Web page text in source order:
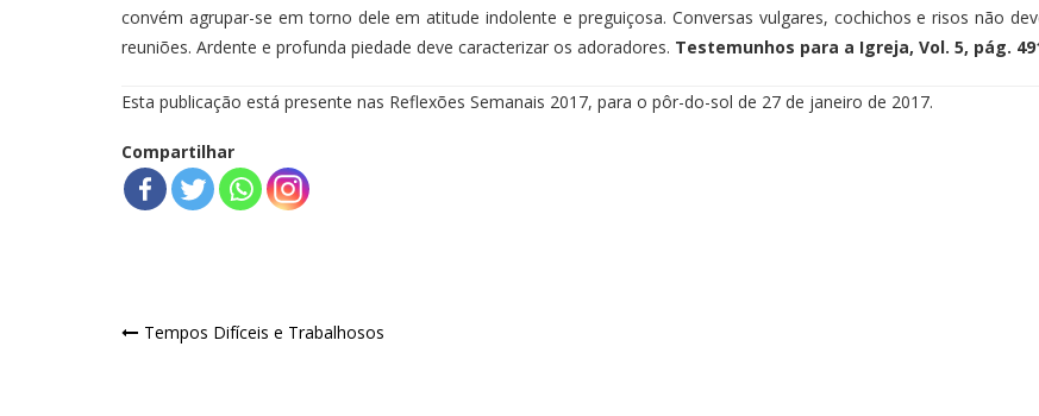
convém agrupar-se em torno dele em atitude indolente e preguiçosa. Conversas vulgares, cochichos e risos não
reuniões. Ardente e profunda piedade deve caracterizar os adoradores. Testemunhos para a Igreja, Vol. 5, pág.
Esta publicação está presente nas Reflexões Semanais 2017, para o pôr-do-sol de 27 de janeiro de 2017.
Compartilhar
Navegação
Tempos Difíceis e Trabalhosos